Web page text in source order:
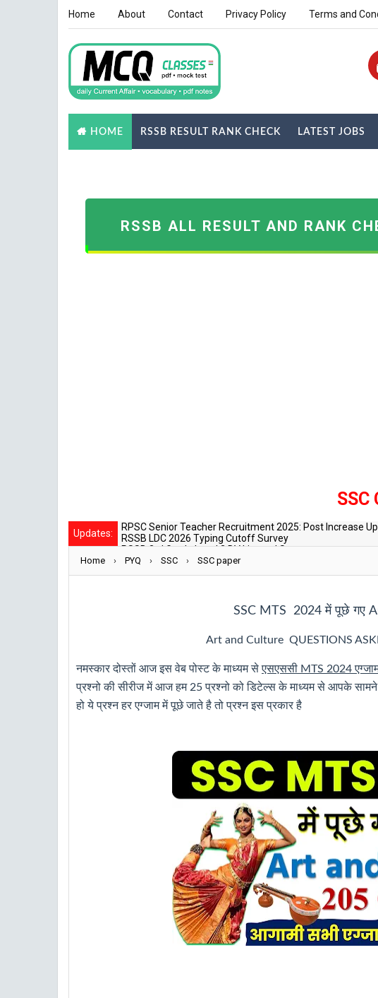
Home About Contact Privacy Policy Terms and
HOME RSSB RESULT RANK CHECK LATEST JOBS
RSSB ALL RESULT AND RANK
SSC CGL
Updates:
RSSB LDC 2026 Typing Cutoff Survey
RSSB 3rd Grade Level 2 DV List and Status
Rajasthan Police SI Result 2025 Out
CET 12th Exam 2026 Syllabus and Exam Dates
Home › PYQ › SSC › SSC paper
SSC MTS 2024 में पूछे गए
Art and Culture QUESTIONS
नमस्कार दोस्तों आज इस वेब पोस्ट के माध्यम सेएसएससी MTS 2024
प्रश्नो की सीरीज में आज हम 25 प्रश्नो को डिटेल्स के माध्यम से आपके
हो ये प्रश्न हर एग्जाम में पूछे जाते है तो प्रश्न इस प्रकार है